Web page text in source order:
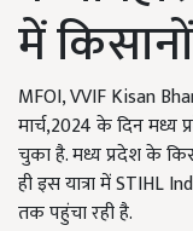
में
MFOI, VVIF Kisan
मार्च,2024 के दिन मध्य
चुका है. मध्य प्रदेश के
ही इस यात्रा में STIHL
तक पहुंचा रही है.